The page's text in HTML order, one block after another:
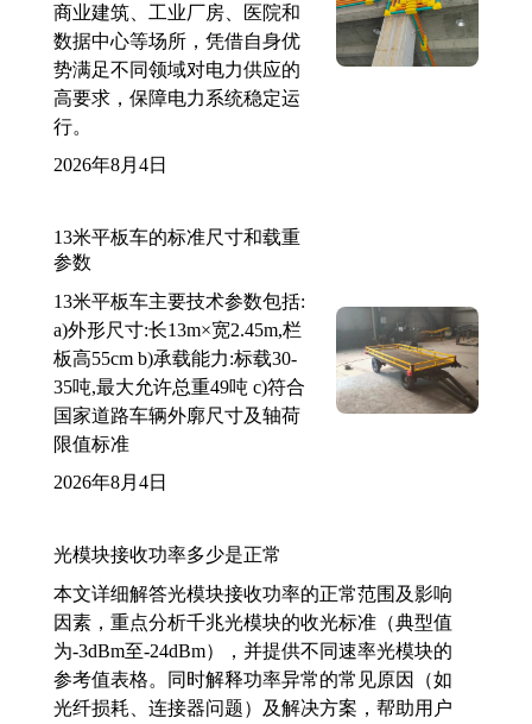
商业建筑、工业厂房、医院和
数据中心等场所，凭借自身优
势满足不同领域对电力供应的
高要求，保障电力系统稳定运
行。
2026年8月4日
13米平板车的标准尺寸和载重
参数
13米平板车主要技术参数包括:
a)外形尺寸:长13m×宽2.45m,栏
板高55cm b)承载能力:标载30-
35吨,最大允许总重49吨 c)符合
国家道路车辆外廓尺寸及轴荷
限值标准
2026年8月4日
光模块接收功率多少是正常
本文详细解答光模块接收功率的正常范围及影响
因素，重点分析千兆光模块的收光标准（典型值
为-3dBm至-24dBm），并提供不同速率光模块的
参考值表格。同时解释功率异常的常见原因（如
光纤损耗、连接器问题）及解决方案，帮助用户